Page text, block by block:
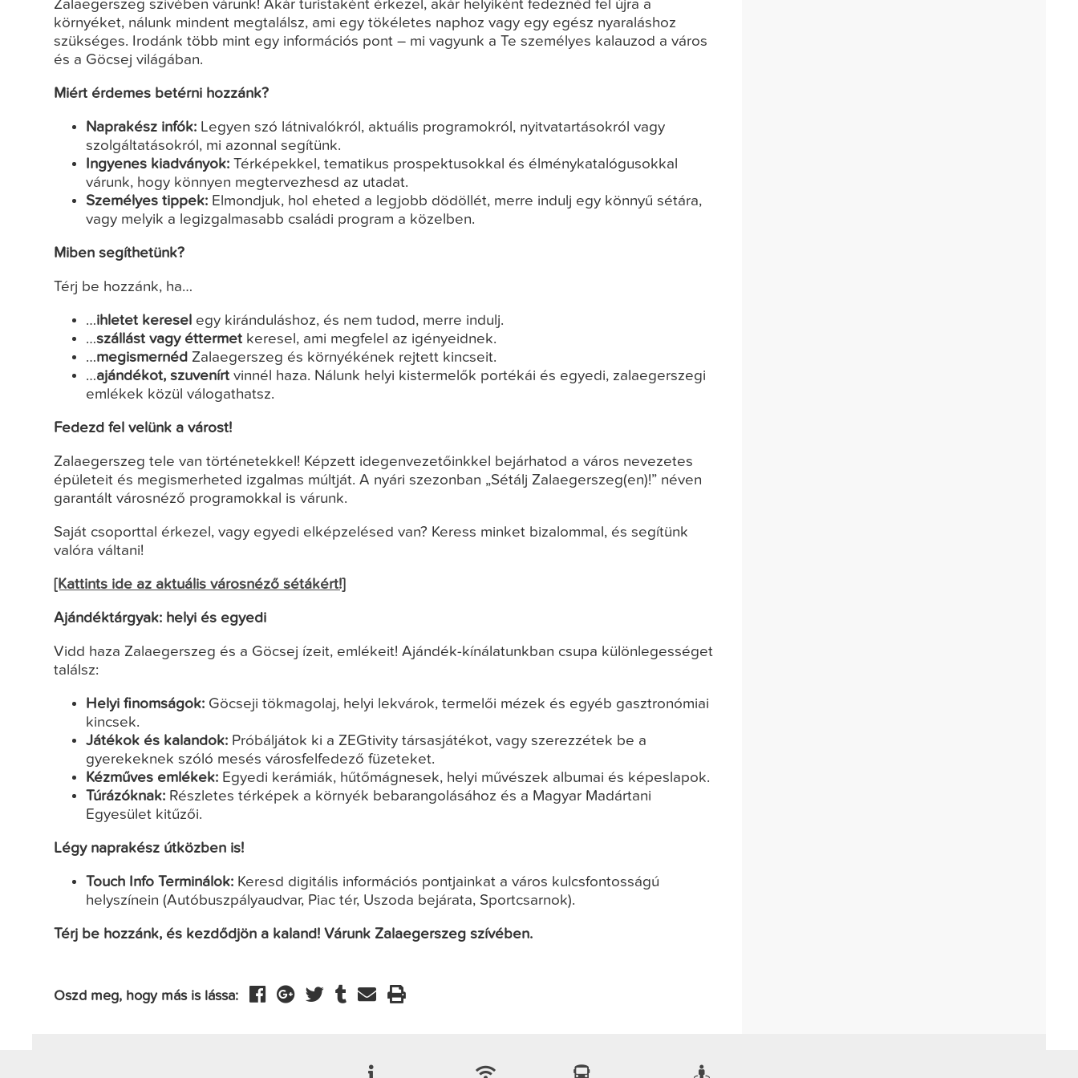
Zalaegerszeg szívében várunk! Akár turistaként érkezel, akár helyiként fedeznéd fel újra a
környéket, nálunk mindent megtalálsz, ami egy tökéletes naphoz vagy egy egész nyaraláshoz
szükséges. Irodánk több mint egy információs pont – mi vagyunk a Te személyes kalauzod a város
és a Göcsej világában.
Miért érdemes betérni hozzánk?
Naprakész infók:Legyen szó látnivalókról, aktuális programokról, nyitvatartásokról vagy
szolgáltatásokról, mi azonnal segítünk.
Ingyenes kiadványok:Térképekkel, tematikus prospektusokkal és élménykatalógusokkal
várunk, hogy könnyen megtervezhesd az utadat.
Személyes tippek:Elmondjuk, hol eheted a legjobb dödöllét, merre indulj egy könnyű sétára,
vagy melyik a legizgalmasabb családi program a közelben.
Miben segíthetünk?
Térj be hozzánk, ha…
…ihletet keresel egy kiránduláshoz, és nem tudod, merre indulj.
…szállást vagy éttermetkeresel, ami megfelel az igényeidnek.
…megismernédZalaegerszeg és környékének rejtett kincseit.
…ajándékot, szuvenírtvinnél haza. Nálunk helyi kistermelők portékái és egyedi, zalaegerszegi
emlékek közül válogathatsz.
Fedezd fel velünk a várost!
Zalaegerszeg tele van történetekkel! Képzett idegenvezetőinkkel bejárhatod a város nevezetes
épületeit és megismerheted izgalmas múltját. A nyári szezonban „Sétálj Zalaegerszeg(en)!” néven
garantált városnéző programokkal is várunk.
Saját csoporttal érkezel, vagy egyedi elképzelésed van? Keress minket bizalommal, és segítünk
valóra váltani!
[Kattints ide az aktuális városnéző sétákért!]
Ajándéktárgyak: helyi és egyedi
Vidd haza Zalaegerszeg és a Göcsej ízeit, emlékeit! Ajándék-kínálatunkban csupa különlegességet
találsz:
Helyi finomságok:Göcseji tökmagolaj, helyi lekvárok, termelői mézek és egyéb gasztronómiai
kincsek.
Játékok és kalandok:Próbáljátok ki a ZEGtivity társasjátékot, vagy szerezzétek be a
gyerekeknek szóló mesés városfelfedező füzeteket.
Kézműves emlékek:Egyedi kerámiák, hűtőmágnesek, helyi művészek albumai és képeslapok.
Túrázóknak:Részletes térképek a környék bebarangolásához és a Magyar Madártani
Egyesület kitűzői.
Légy naprakész útközben is!
Touch Info Terminálok:Keresd digitális információs pontjainkat a város kulcsfontosságú
helyszínein (Autóbuszpályaudvar, Piac tér, Uszoda bejárata, Sportcsarnok).
Térj be hozzánk, és kezdődjön a kaland! Várunk Zalaegerszeg szívében.
Oszd meg, hogy más is lássa: